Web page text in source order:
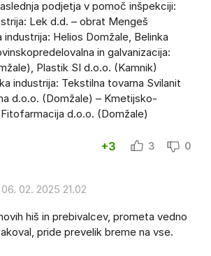
podjetja v pomoč inšpekciji:
Lek d.d. – obrat Mengeš
Helios Domžale, Belinka
in galvanizacija:
Plastik SI d.o.o. (Kamnik)
industrija: Tekstilna tovarna Svilanit
d.o.o. (Domžale) – Kmetijsko-
d.o.o. (Domžale)
+3 3 0
06. 02. 2025 21.02
hiš in prebivalcev, prometa vedno
pride prevelik breme na vse.